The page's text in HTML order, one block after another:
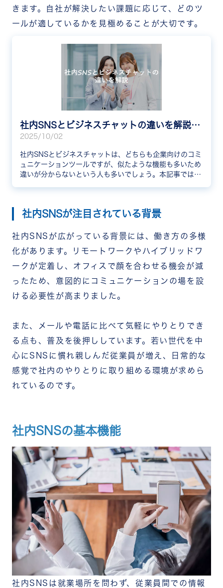
きます。自社が解決したい課題に応じて、どのツ
ールが適しているかを見極めることが大切です。
社内SNSとビジネスチャットの違いを解説！向いている企業も紹介
2025/10/02
社内SNSとビジネスチャットは、どちらも企業向けのコミ
ュニケーションツールですが、似たような機能も多いため
違いが分からないという人も多いでしょう。本記事では、
社内SNSが注目されている背景
社内SNSが広がっている背景には、働き方の多様
化があります。リモートワークやハイブリッドワ
ークが定着し、オフィスで顔を合わせる機会が減
ったため、意図的にコミュニケーションの場を設
ける必要性が高まりました。
また、メールや電話に比べて気軽にやりとりでき
る点も、普及を後押ししています。若い世代を中
心にSNSに慣れ親しんだ従業員が増え、日常的な
感覚で社内のやりとりに取り組める環境が求めら
れているのです。
社内SNSの基本機能
社内SNSは就業場所を問わず、従業員間での情報